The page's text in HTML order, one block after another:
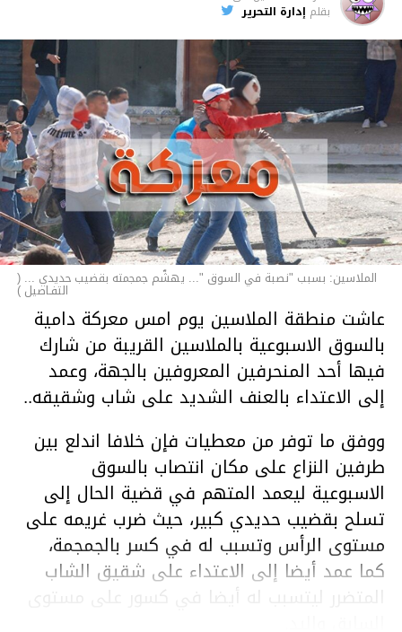
الأخبار
بقلم إدارة التحرير
الملاسين: بسبب "نصبة في السوق "... يهشّم جمجمته بقضيب حديدي ... (
التفـاصيل )
عاشت منطقة الملاسين يوم امس معركة دامية
بالسوق الاسبوعية بالملاسين القريبة من شارك
فيها أحد المنحرفين المعروفين بالجهة، وعمد
إلى الاعتداء بالعنف الشديد على شاب وشقيقه..
ووفق ما توفر من معطيات فإن خلافا اندلع بين
طرفين النزاع على مكان انتصاب بالسوق
الاسبوعية ليعمد المتهم في قضية الحال إلى
تسلح بقضيب حديدي كبير، حيث ضرب غريمه على
مستوى الرأس وتسبب له في كسر بالجمجمة،
كما عمد أيضا إلى الاعتداء على شقيق الشاب
المتضرر ليتسبب له أيضا في كسور على مستوى